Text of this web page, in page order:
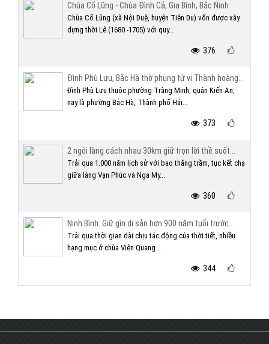
Chùa Cổ Lũng - Chùa Đình Cả, Gia Bình, Bắc Ninh
Chùa Cổ Lũng (xã Nội Duệ, huyện Tiên Du) vốn được xây
dựng thời Lê (1680 -1705) với quy...
376
Đình Phù Lưu, Bắc Hà thờ phụng tứ vị Thành hoàng...
Đình Phù Lưu thuộc phường Tràng Minh, quận Kiến An,
nay là phường Bắc Hà, Thành phố Hải...
373
2 ngôi làng cách nhau 30km giữ trọn lời thề suốt...
Trải qua 1.000 năm lịch sử với bao thăng trầm, tục kết chạ
giữa làng Vạn Phúc và Nga My...
360
Ninh Bình: Giữ gìn di sản hơn 900 năm tuổi trước...
Trải qua thời gian dài chịu tác động của thời tiết, nhiều
hạng mục ở chùa Viên Quang...
344